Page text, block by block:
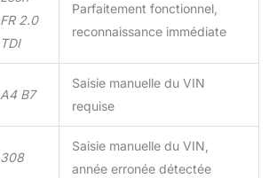
FR 2.0
TDI
Parfaitement fonctionnel,
reconnaissance immédiate
A4 B7
Saisie manuelle du VIN
requise
308
Saisie manuelle du VIN,
année erronée détectée